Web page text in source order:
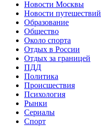
Новости Москвы
Новости путешествий
Образование
Общество
Около спорта
Отдых в России
Отдых за границей
ПДД
Политика
Происшествия
Психология
Рынки
Сериалы
Спорт